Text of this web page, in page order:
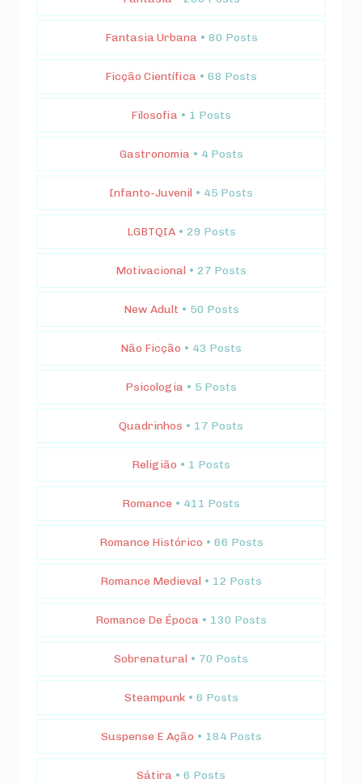
Fantasia Urbana • 80 Posts
Ficção Científica • 68 Posts
Filosofia • 1 Posts
Gastronomia • 4 Posts
Infanto-Juvenil • 45 Posts
LGBTQIA • 29 Posts
Motivacional • 27 Posts
New Adult • 50 Posts
Não Ficção • 43 Posts
Psicologia • 5 Posts
Quadrinhos • 17 Posts
Religião • 1 Posts
Romance • 411 Posts
Romance Histórico • 66 Posts
Romance Medieval • 12 Posts
Romance De Época • 130 Posts
Sobrenatural • 70 Posts
Steampunk • 6 Posts
Suspense E Ação • 184 Posts
Sátira • 6 Posts